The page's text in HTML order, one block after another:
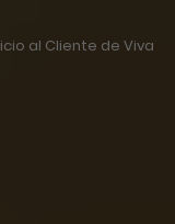
al Cliente de Viva